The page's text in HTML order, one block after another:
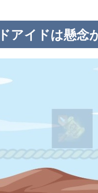
アイドは懸念